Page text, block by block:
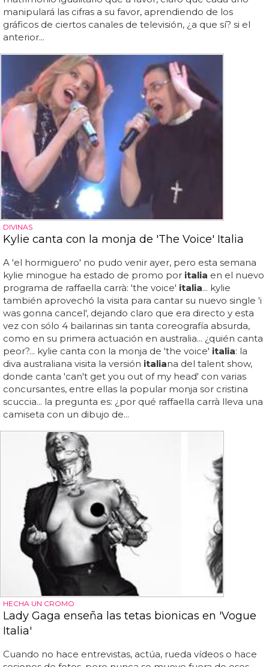
manipulará las cifras a su favor, aprendiendo de los
gráficos de ciertos canales de televisión, ¿a que sí? si el
anterior...
DIVINAS
Kylie canta con la monja de 'The Voice' Italia
A 'el hormiguero' no pudo venir ayer, pero esta semana
kylie minogue ha estado de promo por italia en el nuevo
programa de raffaella carrà: 'the voice' italia... kylie
también aprovechó la visita para cantar su nuevo single 'i
was gonna cancel', dejando claro que era directo y esta
vez con sólo 4 bailarinas sin tanta coreografía absurda,
como en su primera actuación en australia... ¿quién canta
peor?... kylie canta con la monja de 'the voice' italia: la
diva australiana visita la versión italiana del talent show,
donde canta 'can't get you out of my head' con varias
concursantes, entre ellas la popular monja sor cristina
scuccia... la pregunta es: ¿por qué raffaella carrà lleva una
camiseta con un dibujo de...
HECHA UN CROMO
Lady Gaga enseña las tetas bionicas en 'Vogue
Italia'
Cuando no hace entrevistas, actúa, rueda vídeos o hace